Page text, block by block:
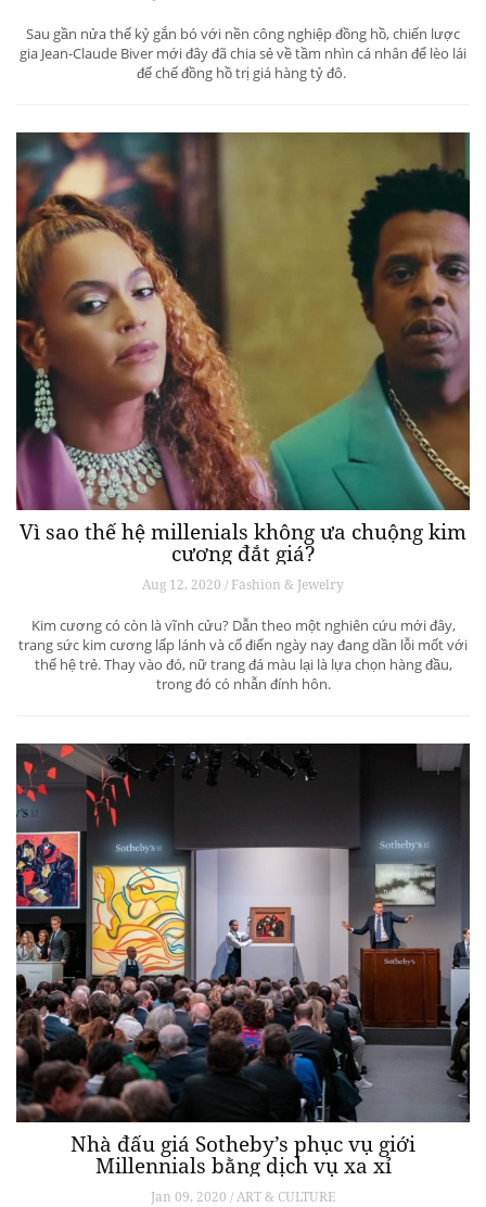
Sau gần nửa thế kỷ gắn bó với nền công nghiệp đồng hồ, chiến lược
gia Jean-Claude Biver mới đây đã chia sẻ về tầm nhìn cá nhân để lèo lái
đế chế đồng hồ trị giá hàng tỷ đô.
Vì sao thế hệ millenials không ưa chuộng kim
cương đắt giá?
Aug 12, 2020 / Fashion & Jewelry
Kim cương có còn là vĩnh cửu? Dẫn theo một nghiên cứu mới đây,
trang sức kim cương lấp lánh và cổ điển ngày nay đang dần lỗi mốt với
thế hệ trẻ. Thay vào đó, nữ trang đá màu lại là lựa chọn hàng đầu,
trong đó có nhẫn đính hôn.
Nhà đấu giá Sotheby’s phục vụ giới
Millennials bằng dịch vụ xa xỉ
Jan 09, 2020 / ART & CULTURE